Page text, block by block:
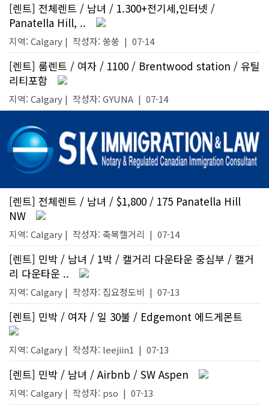
[렌트] 전체렌트 / 남녀 / 1.300+전기세,인터넷 /
Panatella Hill, ..
지역: Calgary | 작성자: 쑹쑹 | 07-14
[렌트] 룸렌트 / 여자 / 1100 / Brentwood station / 유틸
리티포함
지역: Calgary | 작성자: GYUNA | 07-14
[렌트] 전체렌트 / 남녀 / $1,800 / 175 Panatella Hill
NW
지역: Calgary | 작성자: 축복캘거리 | 07-14
[렌트] 민박 / 남녀 / 1박 / 캘거리 다운타운 중심부 / 캘거
리 다운타운 ..
지역: Calgary | 작성자: 집요정도비 | 07-13
[렌트] 민박 / 여자 / 일 30불 / Edgemont 에드게몬트
지역: Calgary | 작성자: leejiin1 | 07-13
[렌트] 민박 / 남녀 / Airbnb / SW Aspen
지역: Calgary | 작성자: pso | 07-13